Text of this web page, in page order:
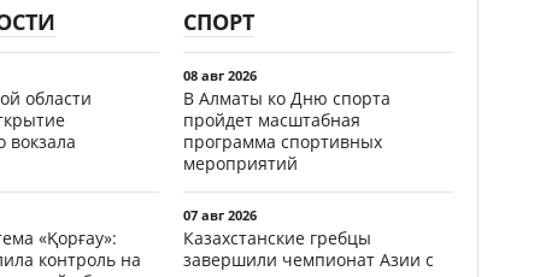
области
вокзала
«Қорғау»:
контроль на
СПОРТ
08 авг 2026
В Алматы ко Дню спорта
пройдет масштабная
программа спортивных
мероприятий
07 авг 2026
Казахстанские гребцы
завершили чемпионат Азии с